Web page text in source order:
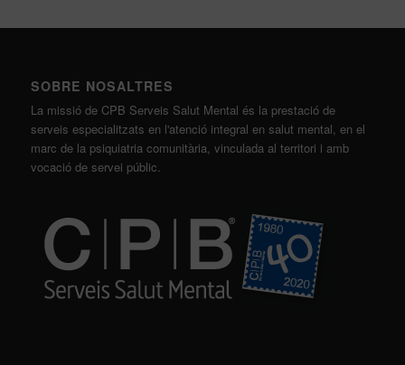
SOBRE NOSALTRES
La missió de CPB Serveis Salut Mental és la prestació de
serveis especialitzats en l'atenció integral en salut mental, en el
marc de la psiquiatria comunitària, vinculada al territori i amb
vocació de servei públic.